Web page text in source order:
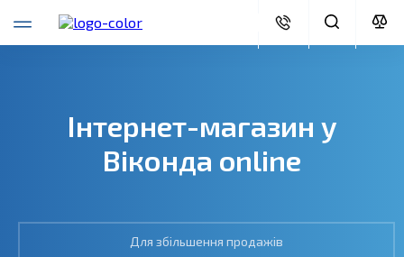
Інтернет-магазин у
Віконда online
Для збільшення продажів